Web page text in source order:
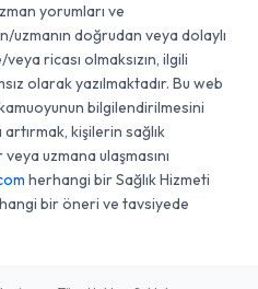
yorumları ve
doğrudan veya dolaylı
ricası olmaksızın, ilgili
olarak yazılmaktadır. Bu web
bilgilendirilmesini
artırmak, kişilerin sağlık
uzmana ulaşmasını
herhangi bir Sağlık Hizmeti
bir öneri ve tavsiyede